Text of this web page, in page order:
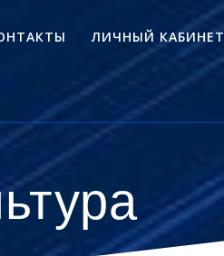
ЛИЧНЫЙ КАБИНЕТ